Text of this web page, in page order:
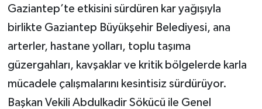
Gaziantep’te etkisini sürdüren kar yağışıyla
birlikte Gaziantep Büyükşehir Belediyesi, ana
arterler, hastane yolları, toplu taşıma
güzergahları, kavşaklar ve kritik bölgelerde karla
mücadele çalışmalarını kesintisiz sürdürüyor.
Başkan Vekili Abdulkadir Sökücü ile Genel